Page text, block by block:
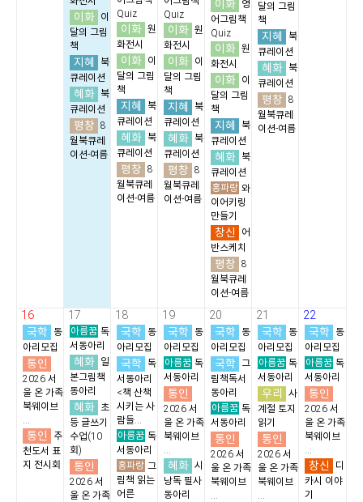
이화
이
달의 그림
책
지혜
북
큐레이션
혜화
북
큐레이션
평창 8
월북큐레
이션-여름
Quiz
이화 원
화전시
이화
이
달의 그림
책
지혜
북
큐레이션
혜화
북
큐레이션
평창 8
월북큐레
이션-여름
Quiz
이화 원
화전시
이화
이
달의 그림
책
지혜
북
큐레이션
혜화
북
큐레이션
평창 8
월북큐레
이션-여름
이화
영
어그림책
Quiz
이화 원
화전시
이화
이
달의 그림
책
지혜
북
큐레이션
혜화
북
큐레이션
홍파랑 와
이어키링
만들기
창신
어
반스케치
평창 8
월북큐레
이션-여름
달의 그림
책
지혜
북
큐레이션
혜화
북
큐레이션
평창 8
월북큐레
이션-여름
16
국학
동
아리모집
통인
2026 서
울 온 가족
북웨이브
...
통인
추
천도서 표
지 전시회
17
아름꿈 독
서동아리
혜화
일
본그림책
동아리
혜화
초
등 글쓰기
수업(10
회)
통인
2026 서
울 온 가족
18
국학
동
아리모집
국학
독
서동아리
<책 산책
시키는 사
람들...
아름꿈 독
서동아리
홍파랑 그
림책 읽는
어른
19
국학
동
아리모집
아름꿈 독
서동아리
통인
2026 서
울 온 가족
북웨이브
...
혜화 시
낭독 필사
동아리
20
국학
동
아리모집
국학
그
림책독서
동아리
아름꿈 독
서동아리
통인
2026 서
울 온 가족
북웨이브
...
21
국학
동
아리모집
아름꿈 독
서동아리
우리
사
계절 토지
읽기
통인
2026 서
울 온 가족
북웨이브
...
22
국학
동
아리모집
아름꿈 독
서동아리
통인
2026 서
울 온 가족
북웨이브
...
창신
디
카시 이야
기